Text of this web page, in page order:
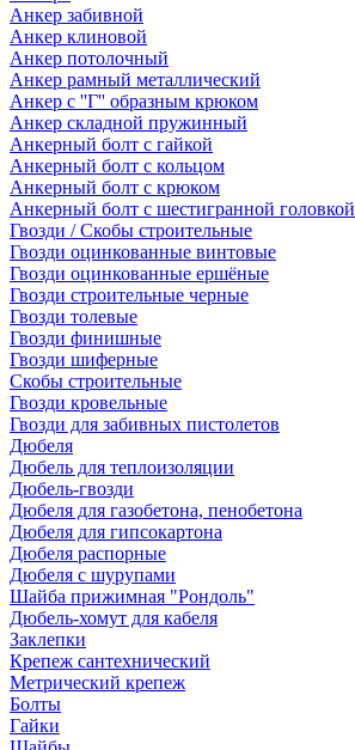
Анкер забивной
Анкер клиновой
Анкер потолочный
Анкер рамный металлический
Анкер с ''Г'' образным крюком
Анкер складной пружинный
Анкерный болт с гайкой
Анкерный болт с кольцом
Анкерный болт с крюком
Анкерный болт с шестигранной головкой
Гвозди / Скобы строительные
Гвозди оцинкованные винтовые
Гвозди оцинкованные ершёные
Гвозди строительные черные
Гвозди толевые
Гвозди финишные
Гвозди шиферные
Скобы строительные
Гвозди кровельные
Гвозди для забивных пистолетов
Дюбеля
Дюбель для теплоизоляции
Дюбель-гвозди
Дюбеля для газобетона, пенобетона
Дюбеля для гипсокартона
Дюбеля распорные
Дюбеля с шурупами
Шайба прижимная "Рондоль"
Дюбель-хомут для кабеля
Заклепки
Крепеж сантехнический
Метрический крепеж
Болты
Гайки